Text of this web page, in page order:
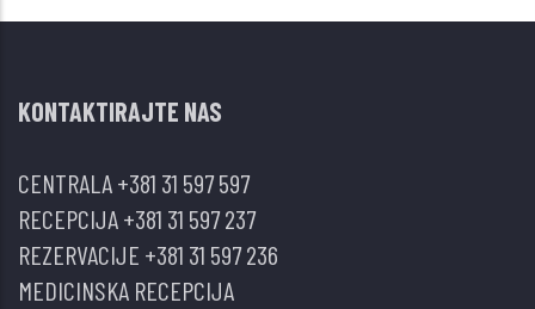
KONTAKTIRAJTE NAS
CENTRALA+381 31 597 597
RECEPCIJA+381 31 597 237
REZERVACIJE +381 31 597 236
MEDICINSKA RECEPCIJA